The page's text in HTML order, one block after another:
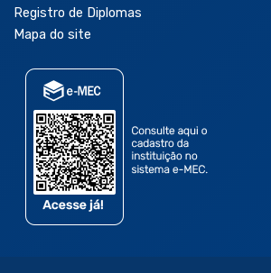
Registro de Diplomas
Mapa do site